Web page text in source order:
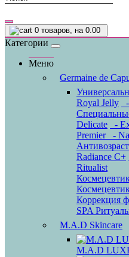
0 товаров, на 0.00
Категории
Меню
Germaine de
Royal Jelly
Delicate
-
Premier
-
Radiance C+
Ritualist
Коррекция
SPA
M.A.D Skincare
M.A.D